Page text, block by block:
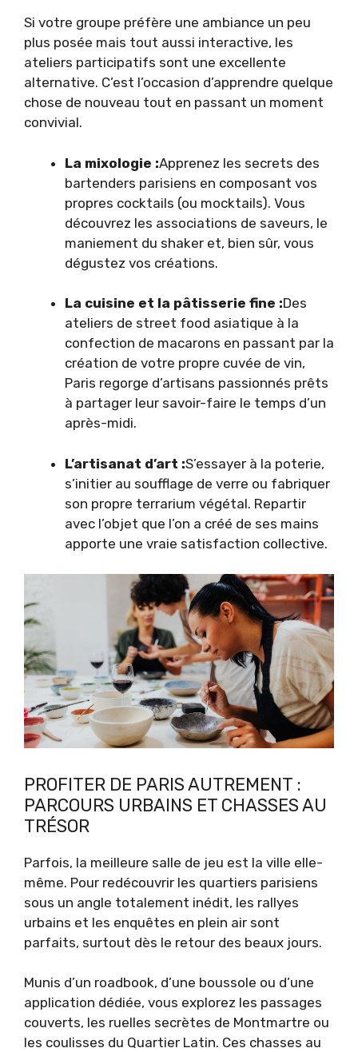
Si votre groupe préfère une ambiance un peu
plus posée mais tout aussi interactive, les
ateliers participatifs sont une excellente
alternative. C’est l’occasion d’apprendre quelque
chose de nouveau tout en passant un moment
convivial.
La mixologie :Apprenez les secrets des
bartenders parisiens en composant vos
propres cocktails (ou mocktails). Vous
découvrez les associations de saveurs, le
maniement du shaker et, bien sûr, vous
dégustez vos créations.
La cuisine et la pâtisserie fine :Des
ateliers de street food asiatique à la
confection de macarons en passant par la
création de votre propre cuvée de vin,
Paris regorge d’artisans passionnés prêts
à partager leur savoir-faire le temps d’un
après-midi.
L’artisanat d’art :S’essayer à la poterie,
s’initier au soufflage de verre ou fabriquer
son propre terrarium végétal. Repartir
avec l’objet que l’on a créé de ses mains
apporte une vraie satisfaction collective.
PROFITER DE PARIS AUTREMENT :
PARCOURS URBAINS ET CHASSES AU
TRÉSOR
Parfois, la meilleure salle de jeu est la ville elle-
même. Pour redécouvrir les quartiers parisiens
sous un angle totalement inédit, les rallyes
urbains et les enquêtes en plein air sont
parfaits, surtout dès le retour des beaux jours.
Munis d’un roadbook, d’une boussole ou d’une
application dédiée, vous explorez les passages
couverts, les ruelles secrètes de Montmartre ou
les coulisses du Quartier Latin. Ces chasses au